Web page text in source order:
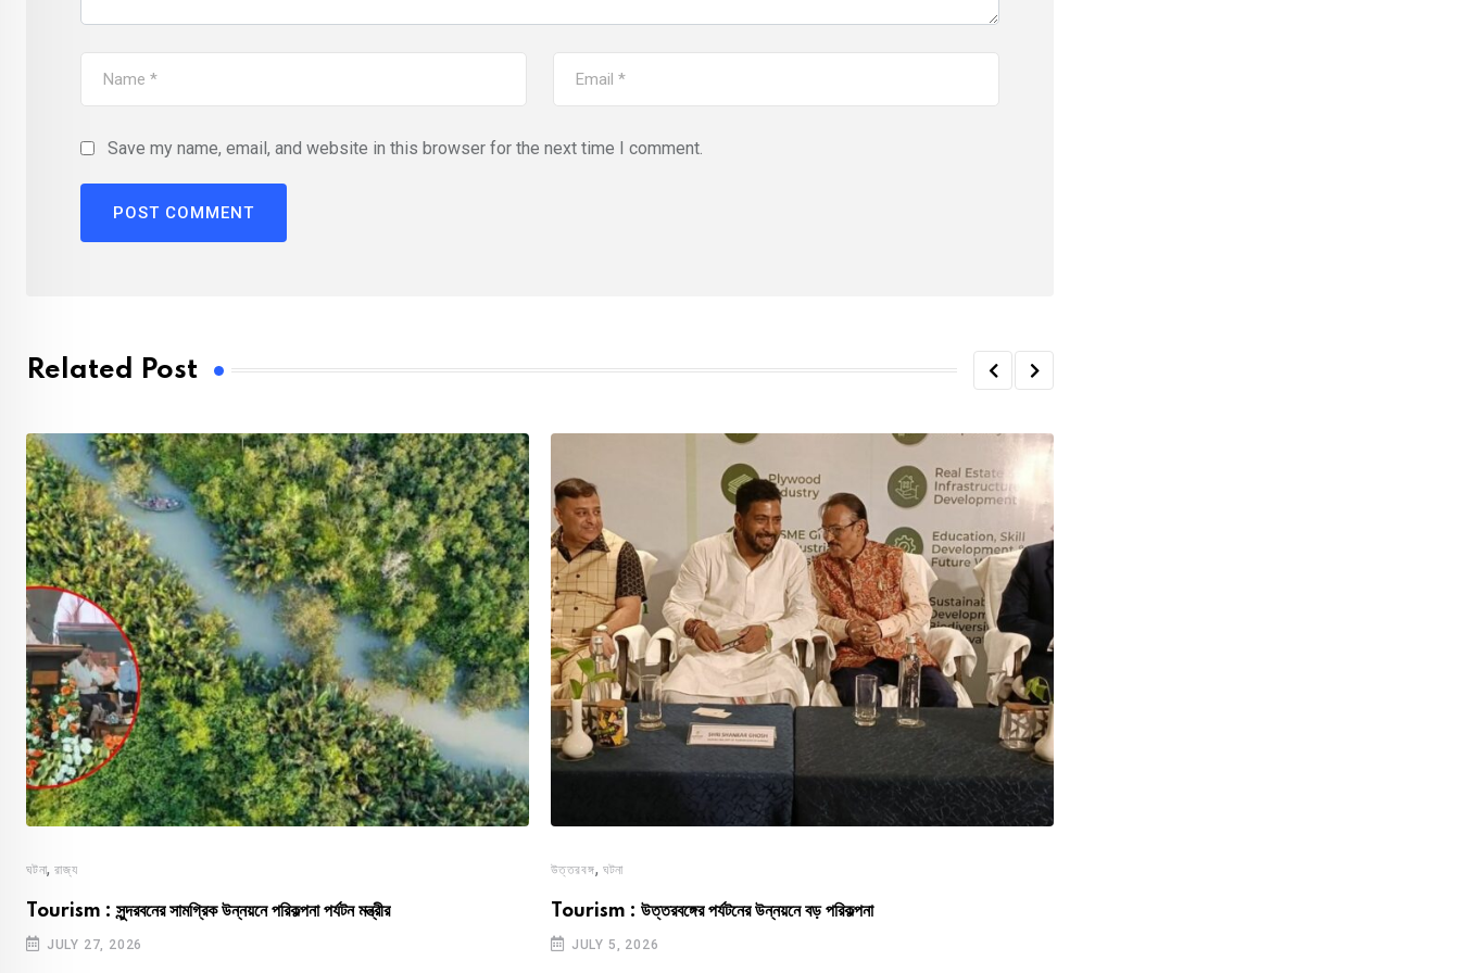
Save my name, email, and website in this browser for the next time I comment.
Related Post
ঘটনা,রাজ্য
Tourism : সুন্দরবনের সামগ্রিক উন্নয়নে পরিকল্পনা পর্যটন মন্ত্রীর
JULY 27, 2026
উত্তরবঙ্গ, ঘটনা
Tourism : উত্তরবঙ্গের পর্যটনের উন্নয়নে বড় পরিকল্পনা
JULY 5, 2026